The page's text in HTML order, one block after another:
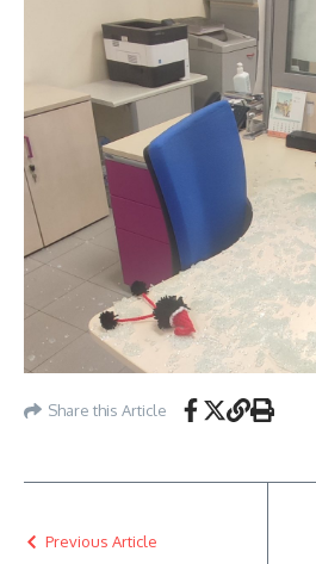
Share this Article
Previous Article